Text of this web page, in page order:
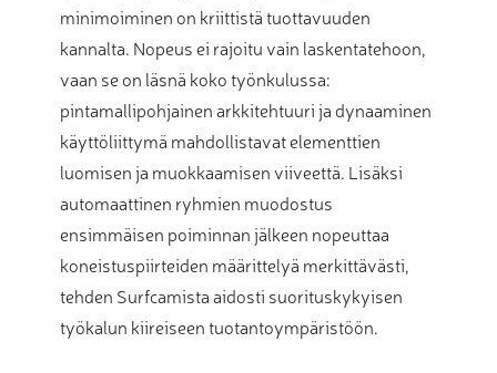
minimoiminen on kriittistä tuottavuuden
kannalta. Nopeus ei rajoitu vain laskentatehoon,
vaan se on läsnä koko työnkulussa:
pintamallipohjainen arkkitehtuuri ja dynaaminen
käyttöliittymä mahdollistavat elementtien
luomisen ja muokkaamisen viiveettä. Lisäksi
automaattinen ryhmien muodostus
ensimmäisen poiminnan jälkeen nopeuttaa
koneistuspiirteiden määrittelyä merkittävästi,
tehden Surfcamista aidosti suorituskykyisen
työkalun kiireiseen tuotantoympäristöön.